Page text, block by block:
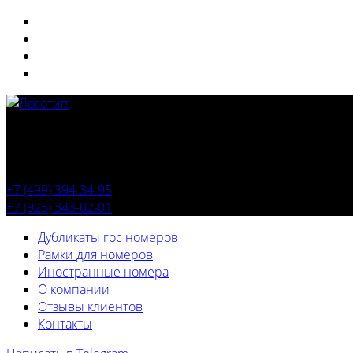
+7 (499) 394-34-95
+7 (925) 343-02-01
Дубликаты гос номеров
Рамки для номеров
Иностранные номера
О компании
Отзывы клиентов
Контакты